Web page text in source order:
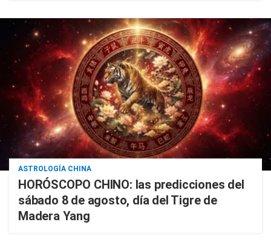
ASTROLOGÍA CHINA
HORÓSCOPO CHINO: las predicciones del
sábado 8 de agosto, día del Tigre de
Madera Yang